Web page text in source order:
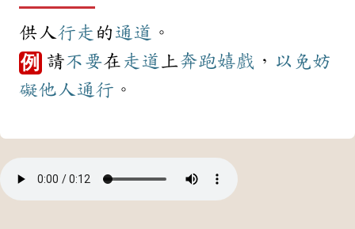
供人行走 的通道 。
例 請不要在 走道 上奔跑嬉戲 ， 以免妨
礙他人通行 。